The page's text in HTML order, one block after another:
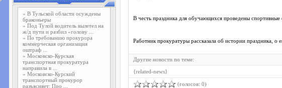
» В Тульской области осуждены
браконьеры
» Под Тулой водитель вылетел на
ж/д пути и разбил «голову ...
» По требованию прокурора
коммерческая организация
оштраф ...
» Московско-Курская
транспортная прокуратура
направила в ...
» Московско-Курский
транспортный прокурор
разъясняет: Про ...
В честь праздника для обучающихся проведены спортивные
Работник прокуратуры рассказала об истории праздника,
Другие новости по теме:
{related-news}
(голосов: 0)